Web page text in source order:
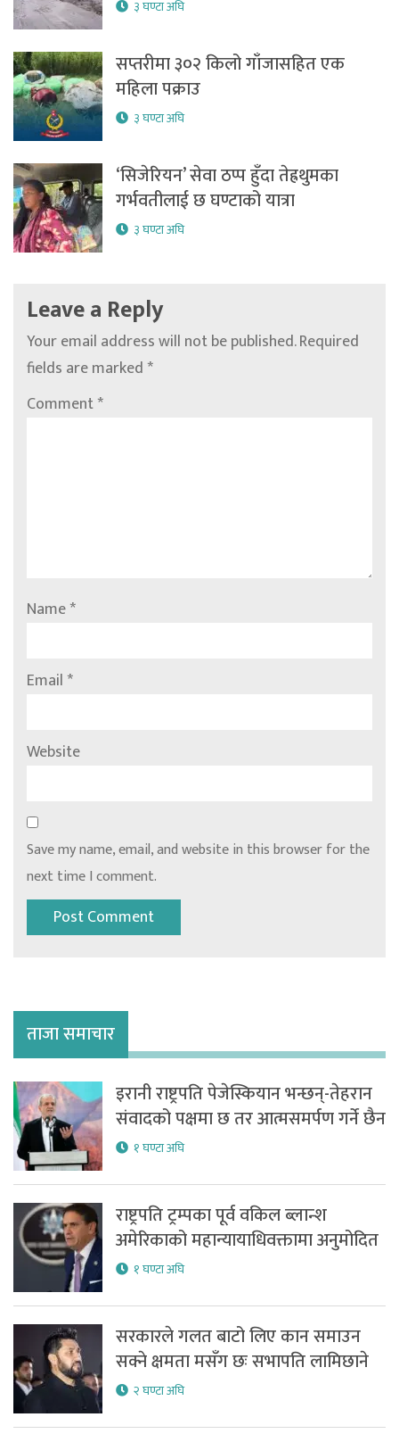
३ घण्टा अघि
सप्तरीमा ३०२ किलो गाँजासहित एक
महिला पक्राउ
३ घण्टा अघि
‘सिजेरियन’ सेवा ठप्प हुँदा तेह्रथुमका
गर्भवतीलाई छ घण्टाको यात्रा
३ घण्टा अघि
Leave a Reply
Your email address will not be published.Required
fields are marked*
Comment*
Name*
Email*
Website
Save my name, email, and website in this browser for the
next time I comment.
ताजा समाचार
इरानी राष्ट्रपति पेजेस्कियान भन्छन्-तेहरान
संवादको पक्षमा छ तर आत्मसमर्पण गर्ने छैन
१ घण्टा अघि
राष्ट्रपति ट्रम्पका पूर्व वकिल ब्लान्श
अमेरिकाको महान्यायाधिवक्तामा अनुमोदित
१ घण्टा अघि
सरकारले गलत बाटो लिए कान समाउन
सक्ने क्षमता मसँग छः सभापति लामिछाने
२ घण्टा अघि